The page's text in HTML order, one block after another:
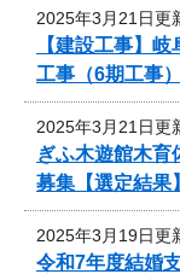
2025年3月21日更
【建設工事】
工事（6期工事
2025年3月21日更
ぎふ木遊館木育
募集【選定結果】
2025年3月19日更
令和7年度結婚